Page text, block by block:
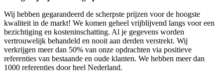
Wij hebben gegarandeerd de scherpste prijzen voor de hoogste
kwaliteit in de markt! We komen geheel vrijblijvend langs voor een
bezichtiging en kosteninschatting. Al je gegevens worden
vertrouwelijk behandeld en nooit aan derden verstrekt. Wij
verkrijgen meer dan 50% van onze opdrachten via positieve
referenties van bestaande en oude klanten. We hebben meer dan
1000 referenties door heel Nederland.